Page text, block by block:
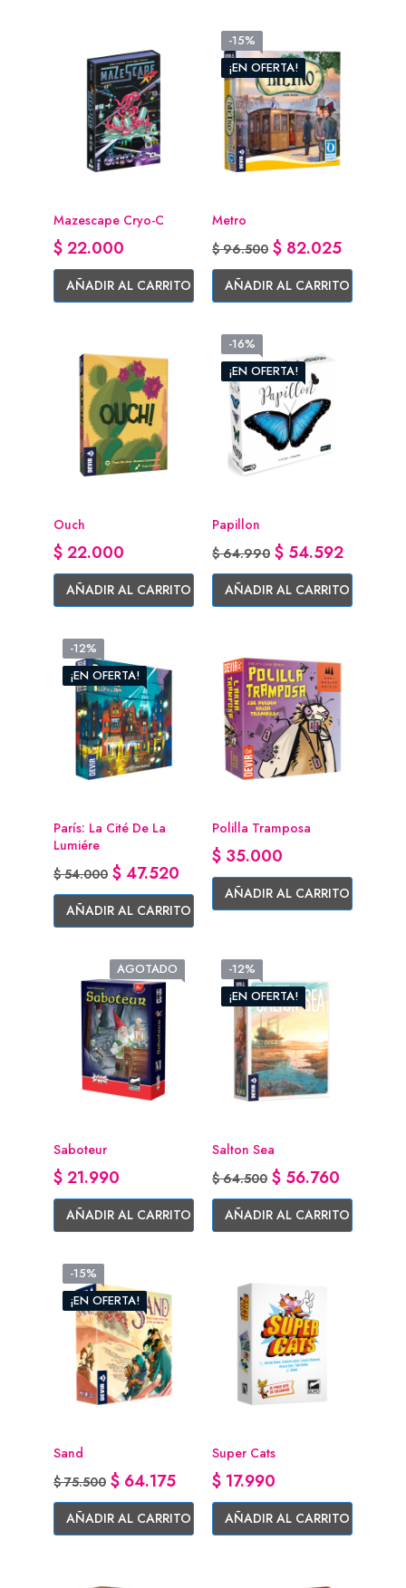
Mazescape Cryo-C
Precio
$ 22.000
AÑADIR AL CARRITO
¡EN OFERTA!
-15%
Metro
Precio base
$ 96.500 Precio
$ 82.025
AÑADIR AL CARRITO
Ouch
Precio
$ 22.000
AÑADIR AL CARRITO
¡EN OFERTA!
-16%
Papillon
Precio base
$ 64.990 Precio
$ 54.592
AÑADIR AL CARRITO
¡EN OFERTA!
-12%
París: La Cité De La
Lumiére
Precio base
$ 54.000 Precio
$ 47.520
AÑADIR AL CARRITO
Polilla Tramposa
Precio
$ 35.000
AÑADIR AL CARRITO
AGOTADO
Saboteur
Precio
$ 21.990
AÑADIR AL CARRITO
¡EN OFERTA!
-12%
Salton Sea
Precio base
$ 64.500 Precio
$ 56.760
AÑADIR AL CARRITO
¡EN OFERTA!
-15%
Sand
Precio base
$ 75.500 Precio
$ 64.175
AÑADIR AL CARRITO
Super Cats
Precio
$ 17.990
AÑADIR AL CARRITO